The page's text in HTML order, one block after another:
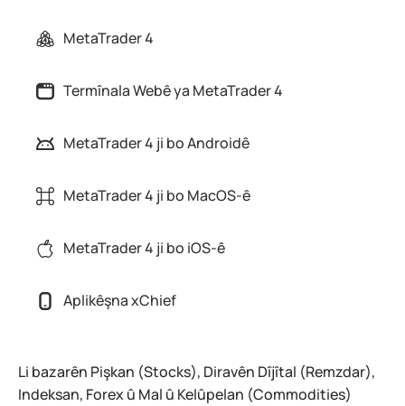
MetaTrader 4
Termînala Webê ya MetaTrader 4
MetaTrader 4 ji bo Androidê
MetaTrader 4 ji bo MacOS-ê
MetaTrader 4 ji bo iOS-ê
Aplikêşna xChief
Li bazarên Pişkan (Stocks), Diravên Dîjîtal (Remzdar),
Indeksan, Forex û Mal û Kelûpelan (Commodities)